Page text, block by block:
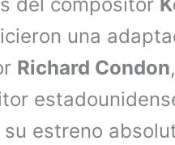
una
Richard Condon
estreno